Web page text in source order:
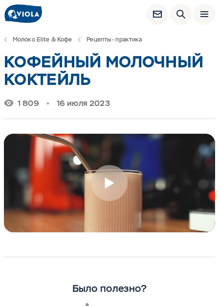
Молоко Elite & Кофе Рецепты - практика
КОФЕЙНЫЙ МОЛОЧНЫЙ
КОКТЕЙЛЬ
1 809 16 июля 2023
Было полезно?